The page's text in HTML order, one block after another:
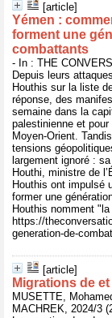
[article]
Yémen :
forment une
combattants
- In : THE
Depuis leurs
Houthis sur la liste
réponse, des
semaine dans la
palestinienne et
Moyen-Orient.
tensions
largement ignoré :
Houthi, ministre de
Houthis ont impulsé
former une
Houthis nomment
https://
generation-de-
[article]
Migrations de
MUSETTE,
MACHREK, 2024/3